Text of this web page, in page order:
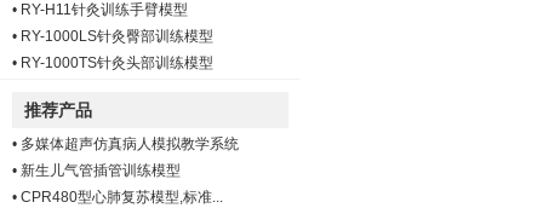
• RY-H11针灸训练手臂模型
• RY-1000LS针灸臀部训练模型
• RY-1000TS针灸头部训练模型
推荐产品
• 多媒体超声仿真病人模拟教学系统
• 新生儿气管插管训练模型
• CPR480型心肺复苏模型,标准...